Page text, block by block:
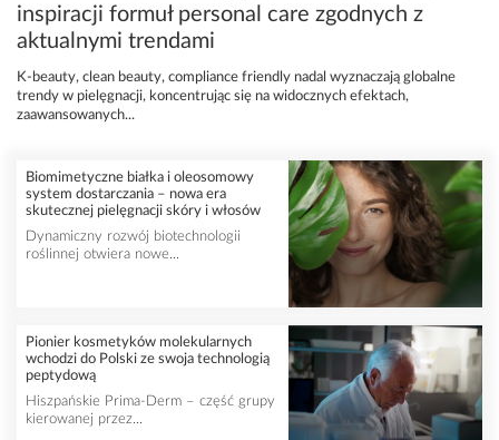
inspiracji formuł personal care zgodnych z
aktualnymi trendami
K-beauty, clean beauty, compliance friendly nadal wyznaczają globalne
trendy w pielęgnacji, koncentrując się na widocznych efektach,
zaawansowanych...
Biomimetyczne białka i oleosomowy
system dostarczania – nowa era
skutecznej pielęgnacji skóry i włosów
Dynamiczny rozwój biotechnologii
roślinnej otwiera nowe...
Pionier kosmetyków molekularnych
wchodzi do Polski ze swoja technologią
peptydową
Hiszpańskie Prima-Derm – część grupy
kierowanej przez...